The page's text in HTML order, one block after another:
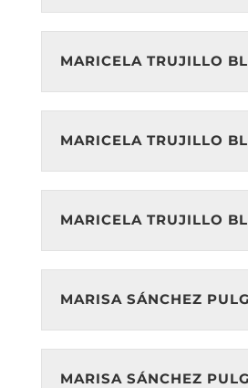
MARICELA TRUJILLO
MARICELA TRUJILLO
MARICELA TRUJILLO
MARISA SÁNCHEZ
MARISA SÁNCHEZ